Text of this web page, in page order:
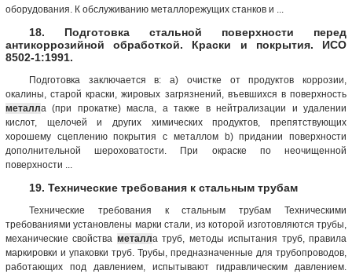
оборудования. К обслуживанию металлорежущих станков и ...
18. Подготовка стальной поверхности перед
антикоррозийной обработкой. Краски и покрытия. ИСО
8502-1:1991.
Подготовка заключается в: a) очистке от продуктов коррозии,
окалины, старой краски, жировых загрязнений, въевшихся в поверхность
металла (при прокатке) масла, а также в нейтрализации и удалении
кислот, щелочей и других химических продуктов, препятствующих
хорошему сцеплению покрытия с металлом b) придании поверхности
дополнительной шероховатости. При окраске по неочищенной
поверхности ...
19. Технические требования к стальным трубам
Технические требования к стальным трубам Техническими
требованиями установлены марки стали, из которой изготовляются трубы,
механические свойства металла труб, методы испытания труб, правила
маркировки и упаковки труб. Трубы, предназначенные для трубопроводов,
работающих под давлением, испытывают гидравлическим давлением.